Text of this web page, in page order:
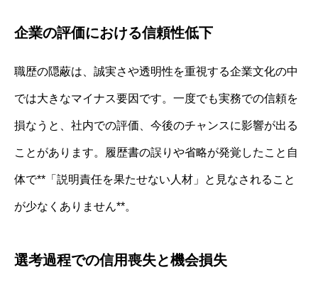
企業の評価における信頼性低下
職歴の隠蔽は、誠実さや透明性を重視する企業文化の中
では大きなマイナス要因です。一度でも実務での信頼を
損なうと、社内での評価、今後のチャンスに影響が出る
ことがあります。履歴書の誤りや省略が発覚したこと自
体で**「説明責任を果たせない人材」と見なされること
が少なくありません**。
選考過程での信用喪失と機会損失